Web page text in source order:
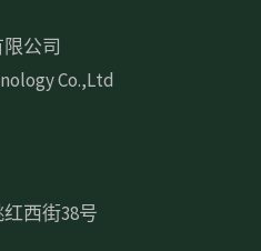
公司
Co.,Ltd
西街38号